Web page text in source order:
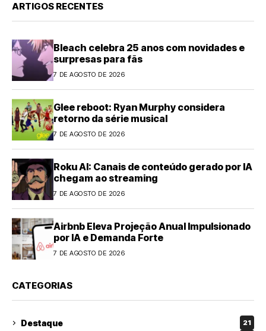
ARTIGOS RECENTES
Bleach celebra 25 anos com novidades e
surpresas para fãs
7 DE AGOSTO DE 2026
Glee reboot: Ryan Murphy considera
retorno da série musical
7 DE AGOSTO DE 2026
Roku AI: Canais de conteúdo gerado por IA
chegam ao streaming
7 DE AGOSTO DE 2026
Airbnb Eleva Projeção Anual Impulsionado
por IA e Demanda Forte
7 DE AGOSTO DE 2026
CATEGORIAS
Destaque 21